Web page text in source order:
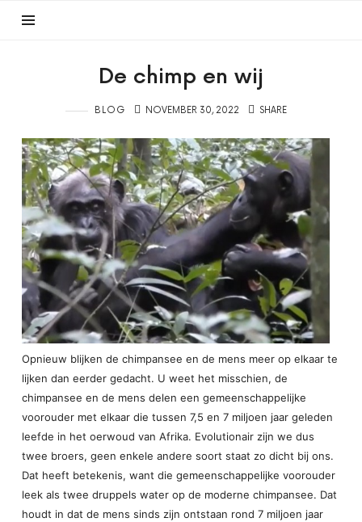
De chimp en wij
BLOG NOVEMBER 30, 2022 SHARE
Opnieuw blijken de chimpansee en de mens meer op elkaar te
lijken dan eerder gedacht. U weet het misschien, de
chimpansee en de mens delen een gemeenschappelijke
voorouder met elkaar die tussen 7,5 en 7 miljoen jaar geleden
leefde in het oerwoud van Afrika. Evolutionair zijn we dus
twee broers, geen enkele andere soort staat zo dicht bij ons.
Dat heeft betekenis, want die gemeenschappelijke voorouder
leek als twee druppels water op de moderne chimpansee. Dat
houdt in dat de mens sinds zijn ontstaan rond 7 miljoen jaar